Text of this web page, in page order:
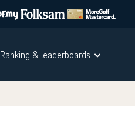
Ranking & leaderboards